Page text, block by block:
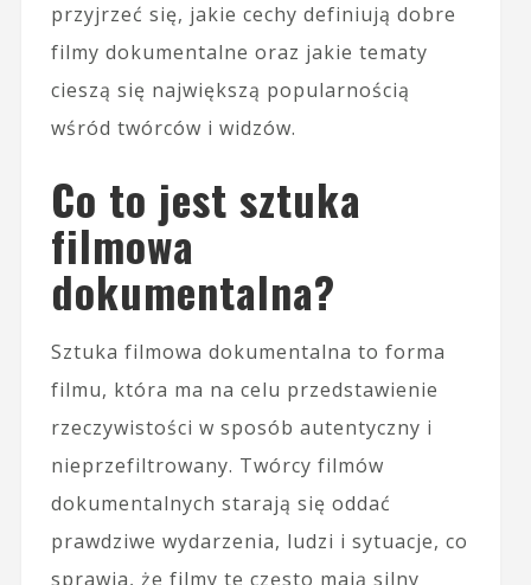
przyjrzeć się, jakie cechy definiują dobre
filmy dokumentalne oraz jakie tematy
cieszą się największą popularnością
wśród twórców i widzów.
Co to jest sztuka
filmowa
dokumentalna?
Sztuka filmowa dokumentalna to forma
filmu, która ma na celu przedstawienie
rzeczywistości w sposób autentyczny i
nieprzefiltrowany. Twórcy filmów
dokumentalnych starają się oddać
prawdziwe wydarzenia, ludzi i sytuacje, co
sprawia, że filmy te często mają silny